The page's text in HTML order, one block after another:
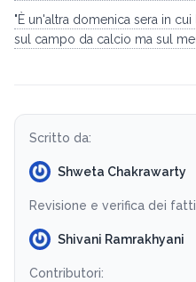
"È un'altra domenica sera in
sul campo da calcio ma sul
Scritto da:
Shweta Chakrawarty
Revisione e verifica dei
Shivani Ramrakhyani
Contributori: